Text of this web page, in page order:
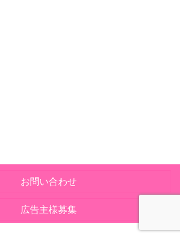
お問い合わせ
広告主様募集